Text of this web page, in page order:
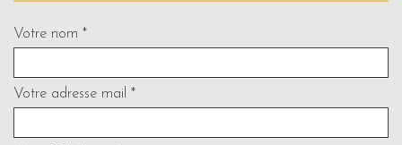
Votre nom *
Votre adresse mail *